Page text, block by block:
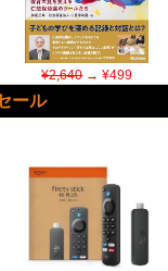
¥2,640→ ¥499
ール